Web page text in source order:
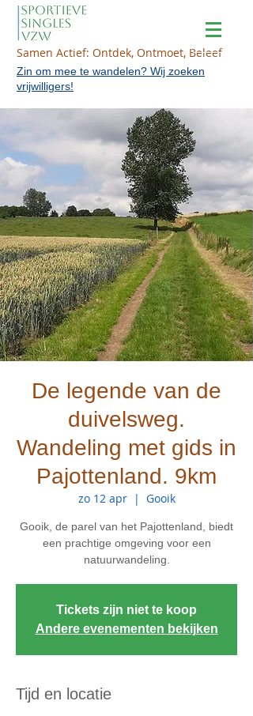
Samen Actief: Ontdek, Ontmoet, Beleef
Zin om mee te wandelen? Wij zoeken
vrijwilligers!
De legende van de
duivelsweg.
Wandeling met gids in
Pajottenland. 9km
zo 12 apr
  |
Gooik
Gooik, de parel van het Pajottenland, biedt
een prachtige omgeving voor een
natuurwandeling.
Tickets zijn niet te koop
Andere evenementen bekijken
Tijd en locatie